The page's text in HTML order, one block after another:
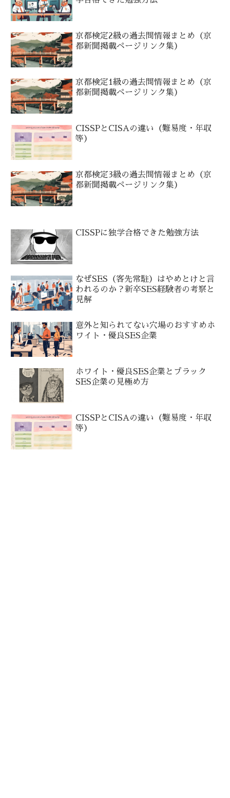
京都検定2級の過去問情報まとめ（京
都新聞掲載ページリンク集）
京都検定1級の過去問情報まとめ（京
都新聞掲載ページリンク集）
CISSPとCISAの違い（難易度・年収
等）
京都検定3級の過去問情報まとめ（京
都新聞掲載ページリンク集）
CISSPに独学合格できた勉強方法
なぜSES（客先常駐）はやめとけと言
われるのか？新卒SES経験者の考察と
見解
意外と知られてない穴場のおすすめホ
ワイト・優良SES企業
ホワイト・優良SES企業とブラック
SES企業の見極め方
CISSPとCISAの違い（難易度・年収
等）